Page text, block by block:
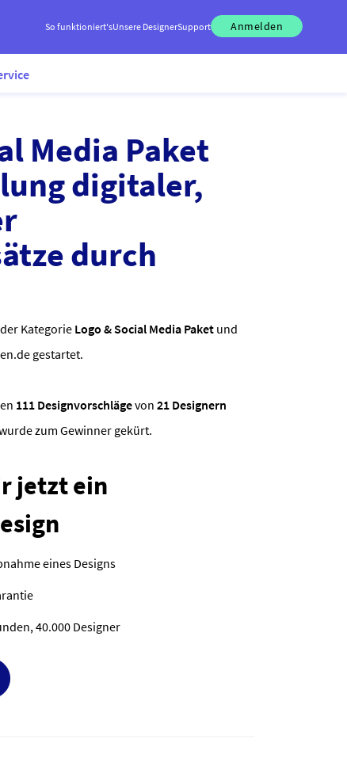
So funktioniert'sUnsere DesignerSupport Anmelden
Media Paket
digitaler,
durch
Kategorie Logo & Social Media Paket und
gestartet.
111 Designvorschlägevon 21 Designern
zum Gewinner gekürt.
jetzt ein
eines Designs
40.000 Designer